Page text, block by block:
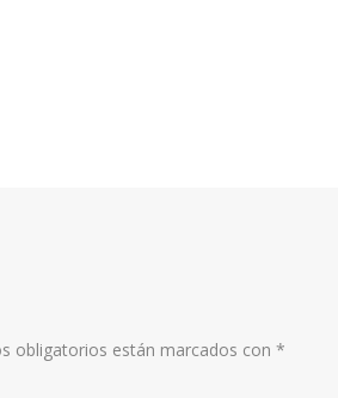
obligatorios están marcados con *